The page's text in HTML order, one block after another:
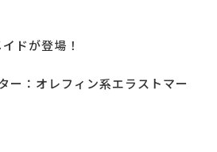
ドが登場！
：オレフィン系エラストマー